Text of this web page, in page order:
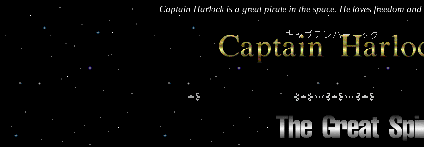
Captain Harlock is a great pirate in the space. He loves freedom